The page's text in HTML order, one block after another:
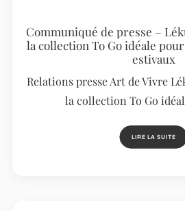
Communiqué de presse –
la collection To Go idéale
estivaux
Relations presse Art de Vivre
la collection To Go
LIRE LA SUITE